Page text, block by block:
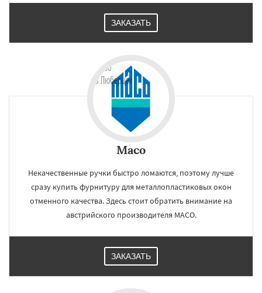
ЗАКАЗАТЬ
Maco
Некачественные ручки быстро ломаются, поэтому лучше
сразу купить фурнитуру для металлопластиковых окон
отменного качества. Здесь стоит обратить внимание на
австрийского производителя MACO.
ЗАКАЗАТЬ